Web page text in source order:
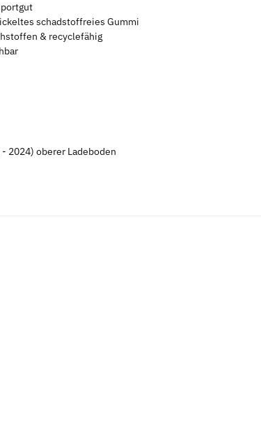
schadstoffreies Gummi
& recyclefähig
- 2024) oberer Ladeboden